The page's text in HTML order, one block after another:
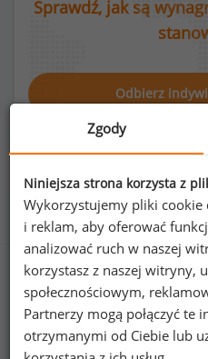
Sprawdź, jak są
Odbierz
Rozkład płci na
60%
Zgody
Niniejsza strona korzysta z
Wykorzystujemy pliki cookie
i reklam, aby oferować
analizować ruch w naszej
korzystasz z naszej witryny,
społecznościowym,
Partnerzy mogą połączyć
otrzymanymi od Ciebie lub